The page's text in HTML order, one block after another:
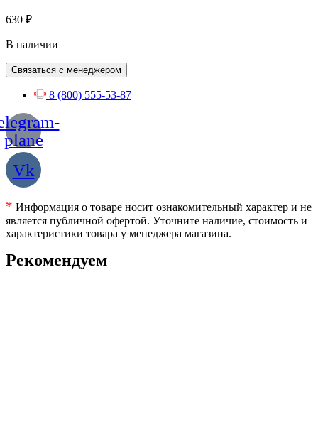
630 ₽
В наличии
Связаться с менеджером
8 (800) 555-53-87
plane
Vk
* Информация о товаре носит ознакомительный характер и не
является публичной офертой. Уточните наличие, стоимость и
характеристики товара у менеджера магазина.
Рекомендуем